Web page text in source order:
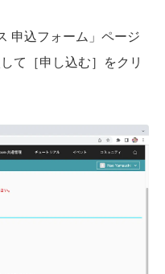
申込フォーム」ページ
て［申し込む］をクリ